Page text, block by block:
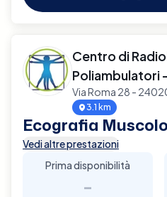
Centro di
Poliambulatori
Via Roma 28 -
3.1 km
Ecografia
Vedi altre prestazioni
Prima disponibilità
-